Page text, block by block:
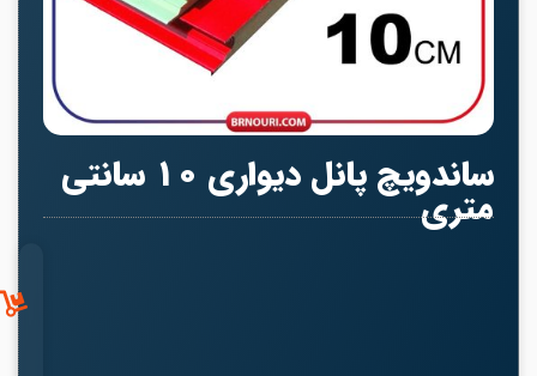
ساندویچ پانل دیواری 10 سانتی
متری